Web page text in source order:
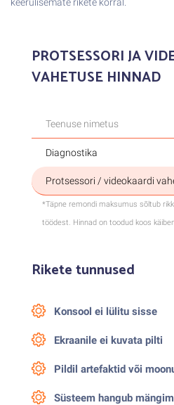
PROTSESSORI JA
VAHETUSE HINNAD
Teenuse nimetus
Diagnostika
Protsessori / videokaardi
*Täpne remondi maksumus sõltub
töödest. Hinnad on toodud koos
Rikete tunnused
Konsool ei lülitu sisse
Ekraanile ei kuvata pilti
Pildil artefaktid või
Süsteem hangub